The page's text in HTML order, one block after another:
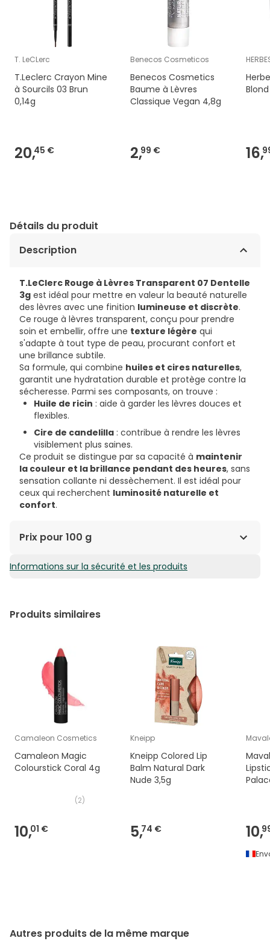
T. LeCLerc
T.Leclerc Crayon Mine
à Sourcils 03 Brun
0,14g
20,45 €
Benecos Cosmeticos
Benecos Cosmetics
Baume à Lèvres
Classique Vegan 4,8g
2,99 € 16,
Détails du produit
Description
T.LeClerc Rouge à Lèvres Transparent 07 Dentelle
3g est idéal pour mettre en valeur la beauté naturelle
des lèvres avec une finition lumineuse et discrète.
Ce rouge à lèvres transparent, conçu pour prendre
soin et embellir, offre une texture légère qui
s'adapte à tout type de peau, procurant confort et
une brillance subtile.
Sa formule, qui combine huiles et cires naturelles,
garantit une hydratation durable et protège contre la
sécheresse. Parmi ses composants, on trouve :
Huile de ricin : aide à garder les lèvres douces et
flexibles.
Cire de candelilla : contribue à rendre les lèvres
visiblement plus saines.
Ce produit se distingue par sa capacité à maintenir
la couleur et la brillance pendant des heures, sans
sensation collante ni dessèchement. Il est idéal pour
ceux qui recherchent luminosité naturelle et
confort.
Prix pour 100 g
746,33€ / 100 g
Informations sur la sécurité et les produits
Produits similaires
Camaleon Cosmetics
Camaleon Magic
Colourstick Coral 4g
(2)
10,01 €
Kneipp
Kneipp Colored Lip
Balm Natural Dark
Nude 3,5g
5,74 € 10,
Autres produits de la même marque